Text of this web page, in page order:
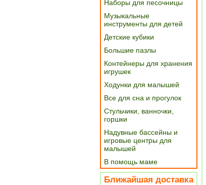
Наборы для песочницы
Музыкальные
инструменты для детей
Детские кубики
Большие пазлы
Контейнеры для хранения
игрушек
Ходунки для малышей
Все для сна и прогулок
Стульчики, ванночки,
горшки
Надувные бассейны и
игровые центры для
малышей
В помощь маме
Ближайшая доставка